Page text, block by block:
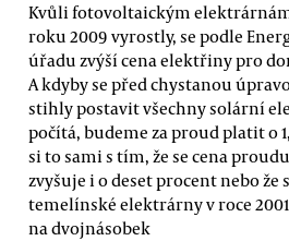
Kvůli fotovoltaickým
roku 2009 vyrostly, se podle
úřadu zvýší cena elektřiny pro
A kdyby se před chystanou
stihly postavit všechny solární
počítá, budeme za proud platit o
si to sami s tím, že se cena
zvyšuje i o deset procent nebo že
temelínské elektrárny v roce
na dvojnásobek